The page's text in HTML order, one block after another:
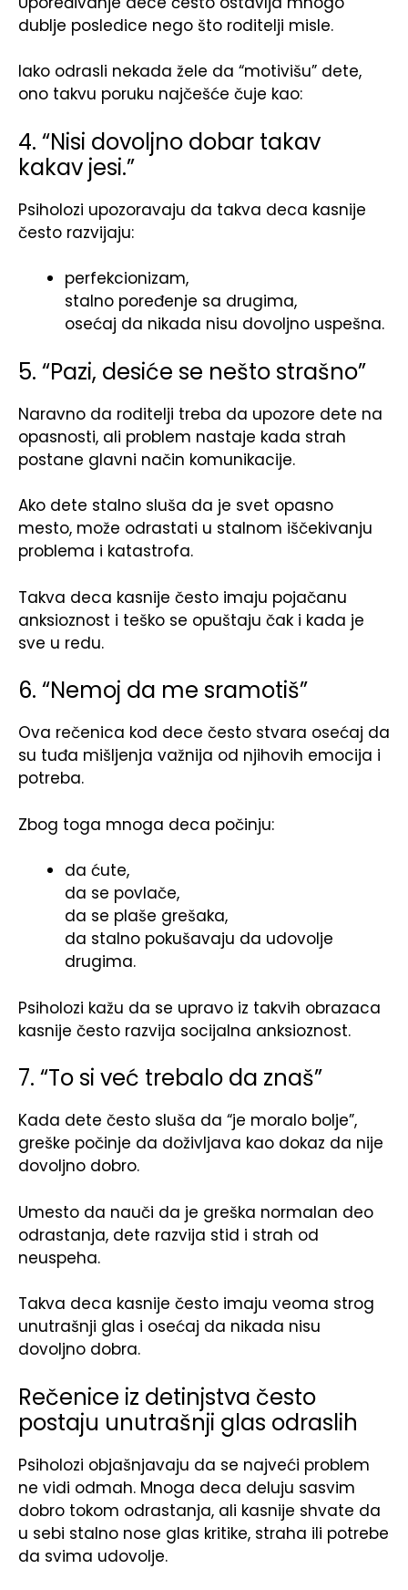
dublje posledice nego što roditelji misle.
Iako odrasli nekada žele da “motivišu” dete,
ono takvu poruku najčešće čuje kao:
4. “Nisi dovoljno dobar takav
kakav jesi.”
Psiholozi upozoravaju da takva deca kasnije
često razvijaju:
perfekcionizam,
stalno poređenje sa drugima,
osećaj da nikada nisu dovoljno uspešna.
5. “Pazi, desiće se nešto strašno”
Naravno da roditelji treba da upozore dete na
opasnosti, ali problem nastaje kada strah
postane glavni način komunikacije.
Ako dete stalno sluša da je svet opasno
mesto, može odrastati u stalnom iščekivanju
problema i katastrofa.
Takva deca kasnije često imaju pojačanu
anksioznost i teško se opuštaju čak i kada je
sve u redu.
6. “Nemoj da me sramotiš”
Ova rečenica kod dece često stvara osećaj da
su tuđa mišljenja važnija od njihovih emocija i
potreba.
Zbog toga mnoga deca počinju:
da ćute,
da se povlače,
da se plaše grešaka,
da stalno pokušavaju da udovolje
drugima.
Psiholozi kažu da se upravo iz takvih obrazaca
kasnije često razvija socijalna anksioznost.
7. “To si već trebalo da znaš”
Kada dete često sluša da “je moralo bolje”,
greške počinje da doživljava kao dokaz da nije
dovoljno dobro.
Umesto da nauči da je greška normalan deo
odrastanja, dete razvija stid i strah od
neuspeha.
Takva deca kasnije često imaju veoma strog
unutrašnji glas i osećaj da nikada nisu
dovoljno dobra.
Rečenice iz detinjstva često
postaju unutrašnji glas odraslih
Psiholozi objašnjavaju da se najveći problem
ne vidi odmah. Mnoga deca deluju sasvim
dobro tokom odrastanja, ali kasnije shvate da
u sebi stalno nose glas kritike, straha ili potrebe
da svima udovolje.